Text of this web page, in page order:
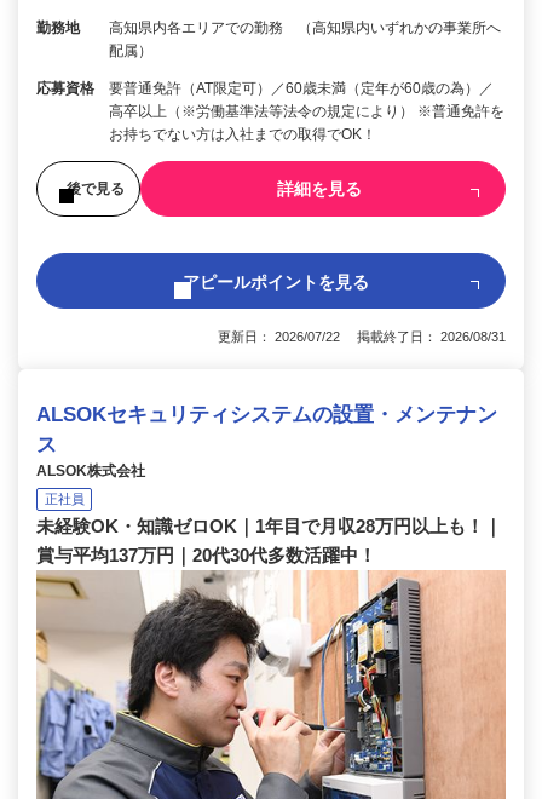
勤務地
高知県内各エリアでの勤務 （高知県内いずれかの事業所へ
配属）
応募資格
要普通免許（AT限定可）／60歳未満（定年が60歳の為）／
高卒以上（※労働基準法等法令の規定により） ※普通免許を
お持ちでない方は入社までの取得でOK！
後で見る 詳細を見る
アピールポイントを見る
更新日： 2026/07/22 掲載終了日： 2026/08/31
ALSOKセキュリティシステムの設置・メンテナン
ス
ALSOK株式会社
正社員
未経験OK・知識ゼロOK｜1年目で月収28万円以上も！｜
賞与平均137万円｜20代30代多数活躍中！